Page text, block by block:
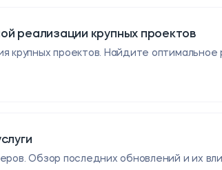
Обзор последних обновлений и их
реализации крупных проектов
крупных проектов. Найдите